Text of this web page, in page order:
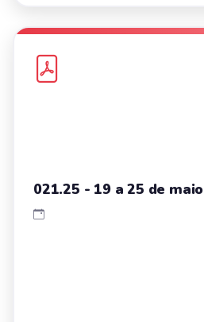
021.25 - 19 a 25 de maio